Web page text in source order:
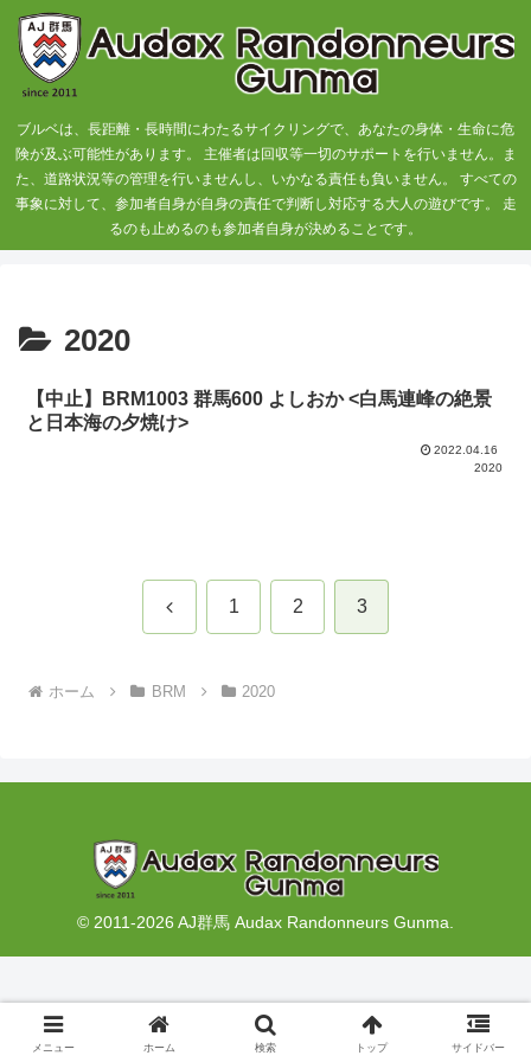
ブルベは、長距離・長時間にわたるサイクリングで、あなたの身体・生命に危
険が及ぶ可能性があります。 主催者は回収等一切のサポートを行いません。ま
た、道路状況等の管理を行いませんし、いかなる責任も負いません。 すべての
事象に対して、参加者自身が自身の責任で判断し対応する大人の遊びです。 走
るのも止めるのも参加者自身が決めることです。
2020
【中止】BRM1003 群馬600 よしおか <白馬連峰の絶景
と日本海の夕焼け>
2022.04.16
2020
前 1 2 3
ホーム BRM 2020
© 2011-2026 AJ群馬 Audax Randonneurs Gunma.
メニュー ホーム 検索 トップ サイドバー